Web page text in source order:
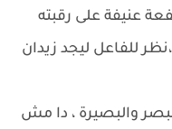
عنيفة على رقبته
للفاعل ليجد زيدان
والبصيرة ، دا مش